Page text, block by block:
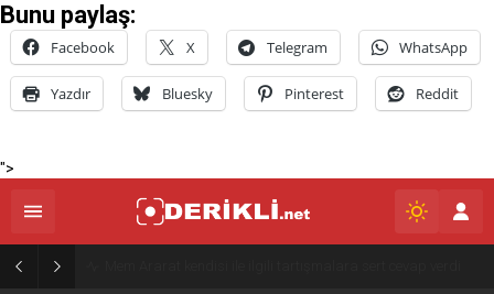
Bunu paylaş:
Facebook X Telegram WhatsApp
Yazdır Bluesky Pinterest Reddit
">